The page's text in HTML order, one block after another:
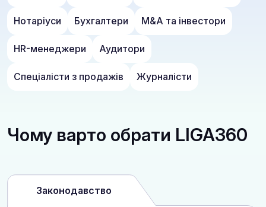
Нотаріуси Бухгалтери M&A та інвестори
HR-менеджери Аудитори
Спеціалісти з продажів Журналісти
Чому варто обрати LIGA360
Законодавство